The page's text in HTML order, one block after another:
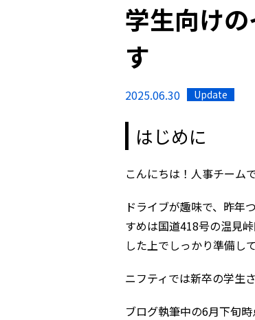
学生向け
す
2025.06.30 Update
はじめに
こんにちは！人事チーム
ドライブが趣味で、昨年
すめは国道418号の温見
した上でしっかり準備し
ニフティでは新卒の学生
ブログ執筆中の6月下旬